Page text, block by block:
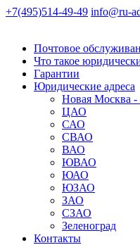
+7(495)514-49-49 info@ru-
Почтовое
Что такое
Гарантии
Юридические адреса
Новая Москва
ЦАО
САО
СВАО
ВАО
ЮВАО
ЮАО
ЮЗАО
ЗАО
СЗАО
Зеленоград
Контакты